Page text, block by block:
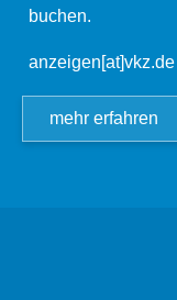
buchen.
anzeigen[at]vkz.de
mehr erfahren